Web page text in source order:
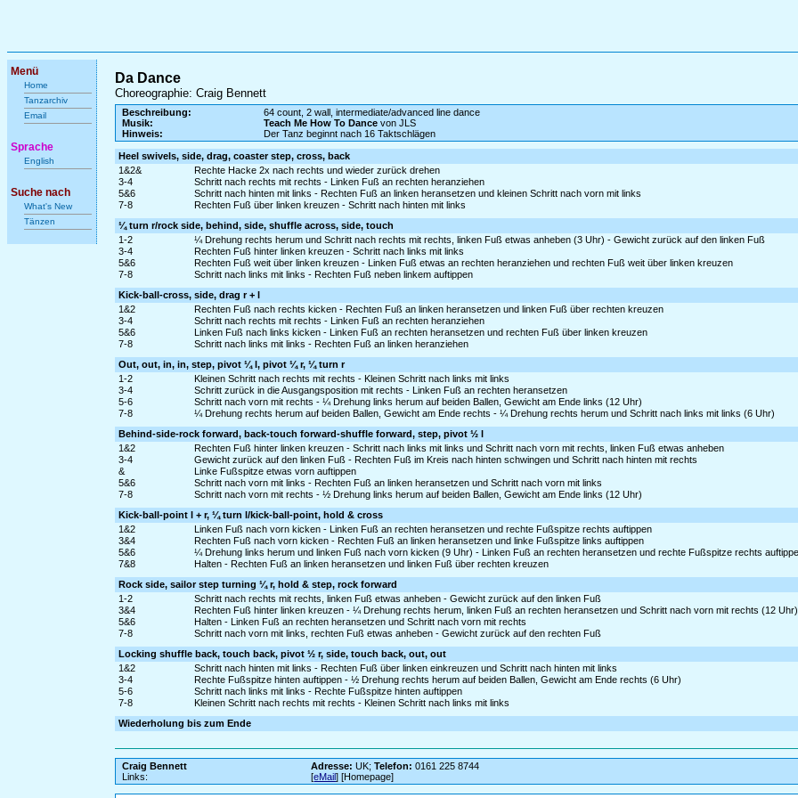
Menü
Home
Tanzarchiv
Email
Sprache
English
Suche nach
What's New
Tänzen
Da Dance
Choreographie: Craig Bennett
Beschreibung:
64 count, 2 wall, intermediate/advanced line dance
Musik:
Teach Me How To Dance von JLS
Hinweis:
Der Tanz beginnt nach 16 Taktschlägen
Heel swivels, side, drag, coaster step, cross, back
1&2&
Rechte Hacke 2x nach rechts und wieder zurück drehen
3-4
Schritt nach rechts mit rechts - Linken Fuß an rechten heranziehen
5&6
Schritt nach hinten mit links - Rechten Fuß an linken heransetzen und kleinen Schritt nach vorn mit links
7-8
Rechten Fuß über linken kreuzen - Schritt nach hinten mit links
¼ turn r/rock side, behind, side, shuffle across, side, touch
1-2
¼ Drehung rechts herum und Schritt nach rechts mit rechts, linken Fuß etwas anheben (3 Uhr) - Gewicht zurück auf den linken Fuß
3-4
Rechten Fuß hinter linken kreuzen - Schritt nach links mit links
5&6
Rechten Fuß weit über linken kreuzen - Linken Fuß etwas an rechten heranziehen und rechten Fuß weit über linken kreuzen
7-8
Schritt nach links mit links - Rechten Fuß neben linkem auftippen
Kick-ball-cross, side, drag r + l
1&2
Rechten Fuß nach rechts kicken - Rechten Fuß an linken heransetzen und linken Fuß über rechten kreuzen
3-4
Schritt nach rechts mit rechts - Linken Fuß an rechten heranziehen
5&6
Linken Fuß nach links kicken - Linken Fuß an rechten heransetzen und rechten Fuß über linken kreuzen
7-8
Schritt nach links mit links - Rechten Fuß an linken heranziehen
Out, out, in, in, step, pivot ¼ l, pivot ¼ r, ¼ turn r
1-2
Kleinen Schritt nach rechts mit rechts - Kleinen Schritt nach links mit links
3-4
Schritt zurück in die Ausgangsposition mit rechts - Linken Fuß an rechten heransetzen
5-6
Schritt nach vorn mit rechts - ¼ Drehung links herum auf beiden Ballen, Gewicht am Ende links (12 Uhr)
7-8
¼ Drehung rechts herum auf beiden Ballen, Gewicht am Ende rechts - ¼ Drehung rechts herum und Schritt nach links mit links (6 Uhr)
Behind-side-rock forward, back-touch forward-shuffle forward, step, pivot ½ l
1&2
Rechten Fuß hinter linken kreuzen - Schritt nach links mit links und Schritt nach vorn mit rechts, linken Fuß etwas anheben
3-4
Gewicht zurück auf den linken Fuß - Rechten Fuß im Kreis nach hinten schwingen und Schritt nach hinten mit rechts
&
Linke Fußspitze etwas vorn auftippen
5&6
Schritt nach vorn mit links - Rechten Fuß an linken heransetzen und Schritt nach vorn mit links
7-8
Schritt nach vorn mit rechts - ½ Drehung links herum auf beiden Ballen, Gewicht am Ende links (12 Uhr)
Kick-ball-point l + r, ¼ turn l/kick-ball-point, hold & cross
1&2
Linken Fuß nach vorn kicken - Linken Fuß an rechten heransetzen und rechte Fußspitze rechts auftippen
3&4
Rechten Fuß nach vorn kicken - Rechten Fuß an linken heransetzen und linke Fußspitze links auftippen
5&6
¼ Drehung links herum und linken Fuß nach vorn kicken (9 Uhr) - Linken Fuß an rechten heransetzen und rechte Fußspitze rechts
7&8
Halten - Rechten Fuß an linken heransetzen und linken Fuß über rechten kreuzen
Rock side, sailor step turning ¼ r, hold & step, rock forward
1-2
Schritt nach rechts mit rechts, linken Fuß etwas anheben - Gewicht zurück auf den linken Fuß
3&4
Rechten Fuß hinter linken kreuzen - ¼ Drehung rechts herum, linken Fuß an rechten heransetzen und Schritt nach vorn mit rechts (12 Uhr)
5&6
Halten - Linken Fuß an rechten heransetzen und Schritt nach vorn mit rechts
7-8
Schritt nach vorn mit links, rechten Fuß etwas anheben - Gewicht zurück auf den rechten Fuß
Locking shuffle back, touch back, pivot ½ r, side, touch back, out, out
1&2
Schritt nach hinten mit links - Rechten Fuß über linken einkreuzen und Schritt nach hinten mit links
3-4
Rechte Fußspitze hinten auftippen - ½ Drehung rechts herum auf beiden Ballen, Gewicht am Ende rechts (6 Uhr)
5-6
Schritt nach links mit links - Rechte Fußspitze hinten auftippen
7-8
Kleinen Schritt nach rechts mit rechts - Kleinen Schritt nach links mit links
Wiederholung bis zum Ende
Craig Bennett Adresse: UK;Telefon: 0161 225 8744
Links:
[eMail] [Homepage]